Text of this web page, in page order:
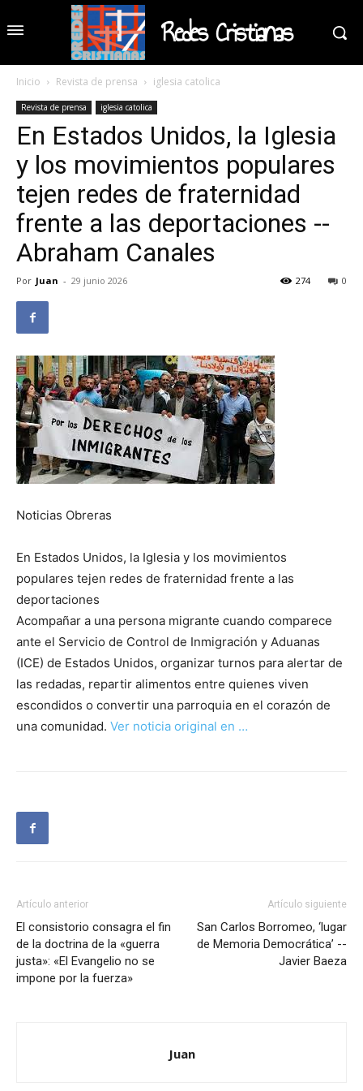
Redes Cristianas
Inicio Revista de prensa iglesia catolica
Revista de prensa iglesia catolica
En Estados Unidos, la Iglesia
y los movimientos populares
tejen redes de fraternidad
frente a las deportaciones --
Abraham Canales
Por Juan - 29 junio 2026 0
274
Noticias Obreras
En Estados Unidos, la Iglesia y los movimientos
populares tejen redes de fraternidad frente a las
deportaciones
Acompañar a una persona migrante cuando comparece
ante el Servicio de Control de Inmigración y Aduanas
(ICE) de Estados Unidos, organizar turnos para alertar de
las redadas, repartir alimentos entre quienes viven
escondidos o convertir una parroquia en el corazón de
una comunidad. Ver noticia original en …
Artículo anterior
El consistorio consagra el fin
de la doctrina de la «guerra
justa»: «El Evangelio no se
impone por la fuerza»
Artículo siguiente
San Carlos Borromeo, ‘lugar
de Memoria Democrática’ --
Javier Baeza
Juan